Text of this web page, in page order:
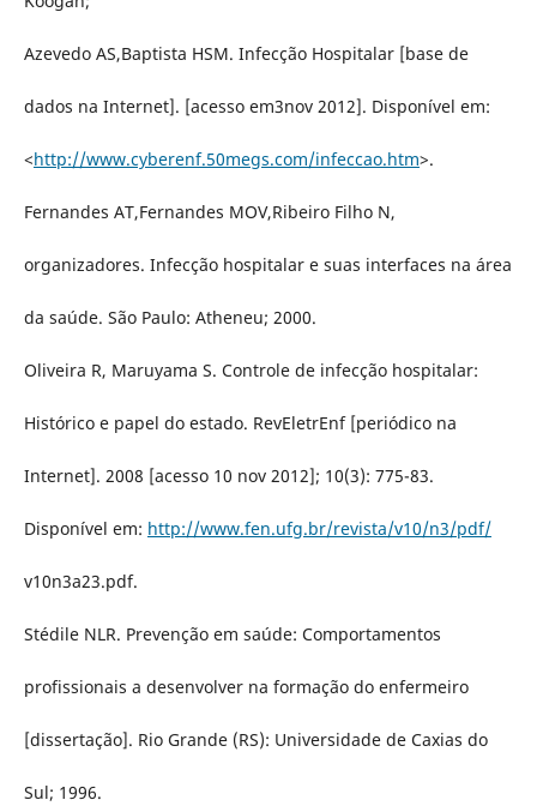
Azevedo AS,Baptista HSM. Infecção Hospitalar [base de
dados na Internet]. [acesso em3nov 2012]. Disponível em:
<http://www.cyberenf.50megs.com/infeccao.htm>.
Fernandes AT,Fernandes MOV,Ribeiro Filho N,
organizadores. Infecção hospitalar e suas interfaces na área
da saúde. São Paulo: Atheneu; 2000.
Oliveira R, Maruyama S. Controle de infecção hospitalar:
Histórico e papel do estado. RevEletrEnf [periódico na
Internet]. 2008 [acesso 10 nov 2012]; 10(3): 775-83.
Disponível em: http://www.fen.ufg.br/revista/v10/n3/pdf/
v10n3a23.pdf.
Stédile NLR. Prevenção em saúde: Comportamentos
profissionais a desenvolver na formação do enfermeiro
[dissertação]. Rio Grande (RS): Universidade de Caxias do
Sul; 1996.